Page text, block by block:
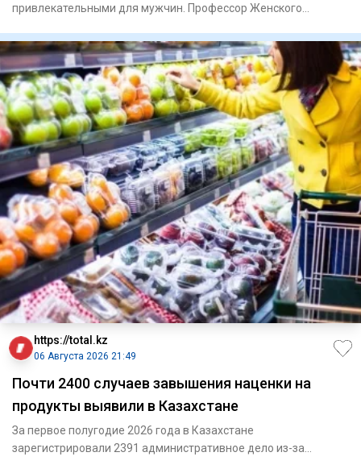
привлекательными для мужчин. Профессор Женского
https://total.kz
06 Августа 2026 21:49
Почти 2400 случаев завышения наценки на
продукты выявили в Казахстане
За первое полугодие 2026 года в Казахстане
зарегистрировали 2391 административное дело из-за